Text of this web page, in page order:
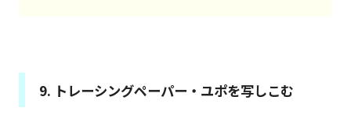
9. トレーシングペーパー・ユポを写しこむ